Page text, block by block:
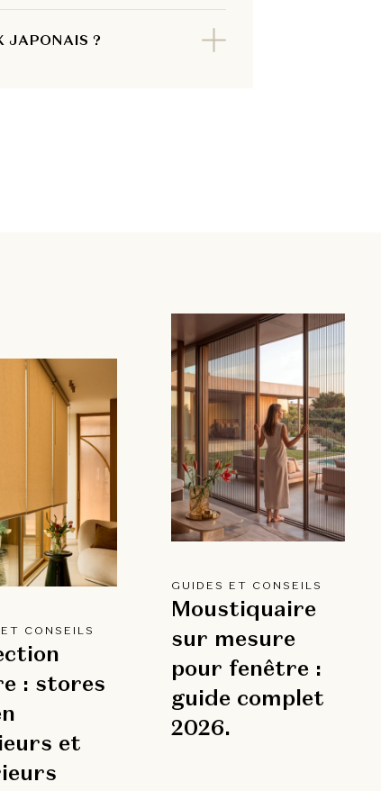
JAPONAIS ?
CONSEILS
: stores
et
GUIDES ET CONSEILS
Moustiquaire
sur mesure
pour fenêtre :
guide complet
2026.